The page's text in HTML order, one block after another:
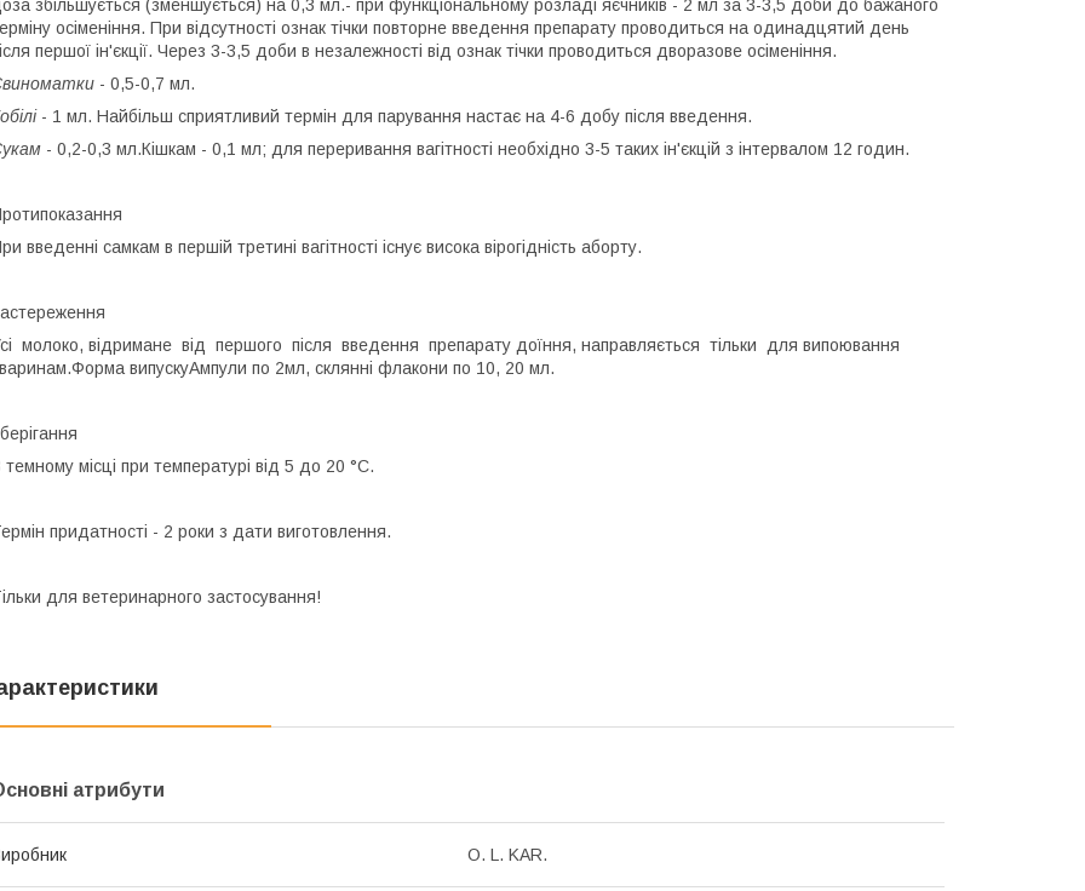
збільшується (зменшується) на 0,3 мл.- при функціональному розладі яєчників - 2 мл за 3-3,5 доби до бажаного
осіменіння. При відсутності ознак тічки повторне введення препарату проводиться на одинадцятий день
першої ін'єкції. Через 3-3,5 доби в незалежності від ознак тічки проводиться дворазове осіменіння.
- 0,5-0,7 мл.
- 1 мл. Найбільш сприятливий термін для парування настає на 4-6 добу після введення.
- 0,2-0,3 мл.Кішкам - 0,1 мл; для переривання вагітності необхідно 3-5 таких ін'єкцій з інтервалом 12 годин.
введенні самкам в першій третині вагітності існує висока вірогідність аборту.
молоко, відримане від першого після введення препарату доїння, направляється тільки для випоювання
випускуАмпули по 2мл, склянні флакони по 10, 20 мл.
темному місці при температурі від 5 до 20 °С.
придатності - 2 роки з дати виготовлення.
для ветеринарного застосування!
атрибути
O. L. KAR.